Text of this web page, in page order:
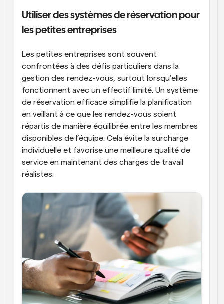
Utiliser des systèmes de réservation pour
les petites entreprises
Les petites entreprises sont souvent
confrontées à des défis particuliers dans la
gestion des rendez-vous, surtout lorsqu’elles
fonctionnent avec un effectif limité. Un système
de réservation efficace simplifie la planification
en veillant à ce que les rendez-vous soient
répartis de manière équilibrée entre les membres
disponibles de l’équipe. Cela évite la surcharge
individuelle et favorise une meilleure qualité de
service en maintenant des charges de travail
réalistes.